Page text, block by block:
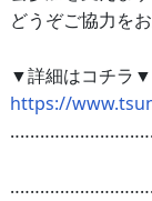
どうぞご協力を
▼詳細はコチラ▼
https://